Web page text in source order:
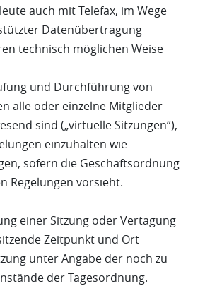
auch mit Telefax, im Wege
Datenübertragung
technisch möglichen Weise
und Durchführung von
alle oder einzelne Mitglieder
sind („virtuelle Sitzungen“),
einzuhalten wie
sofern die Geschäftsordnung
Regelungen vorsieht.
einer Sitzung oder Vertagung
Zeitpunkt und Ort
unter Angabe der noch zu
der Tagesordnung.